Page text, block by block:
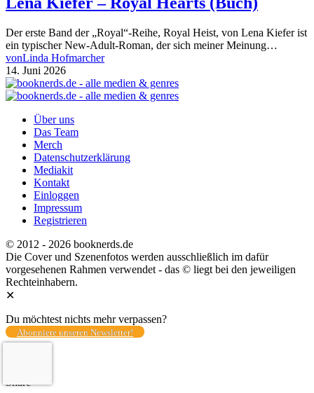
Der erste Band der „Royal“-Reihe, Royal Heist, von Lena Kiefer ist
ein typischer New-Adult-Roman, der sich meiner Meinung…
vonLinda Hofmarcher
14. Juni 2026
Über uns
Das Team
Merch
Datenschutzerklärung
Mediakit
Kontakt
Einloggen
Impressum
Registrieren
© 2012 - 2026 booknerds.de
Die Cover und Szenenfotos werden ausschließlich im dafür
vorgesehenen Rahmen verwendet - das © liegt bei den jeweiligen
Rechteinhabern.
✕
Du möchtest nichts mehr verpassen?
Abonniere unseren Newsletter!
Share